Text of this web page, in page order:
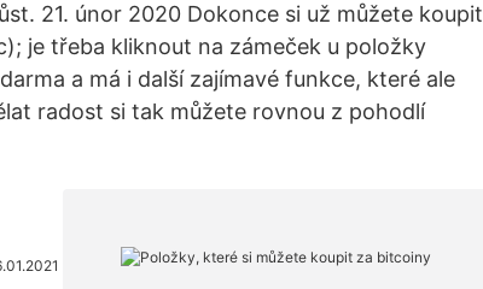
21. únor 2020 Dokonce si už můžete koupit
je třeba kliknout na zámeček u položky
a má i další zajímavé funkce, které ale
radost si tak můžete rovnou z pohodlí